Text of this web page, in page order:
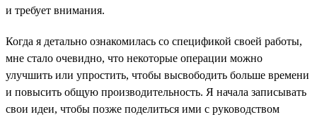
и требует внимания.
Когда я детально ознакомилась со спецификой своей работы,
мне стало очевидно, что некоторые операции можно
улучшить или упростить, чтобы высвободить больше времени
и повысить общую производительность. Я начала записывать
свои идеи, чтобы позже поделиться ими с руководством